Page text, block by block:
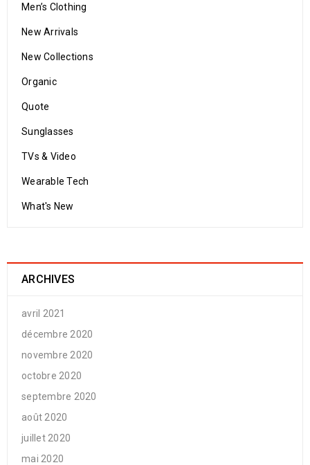
Men’s Clothing
New Arrivals
New Collections
Organic
Quote
Sunglasses
TVs & Video
Wearable Tech
What's New
ARCHIVES
avril 2021
décembre 2020
novembre 2020
octobre 2020
septembre 2020
août 2020
juillet 2020
mai 2020